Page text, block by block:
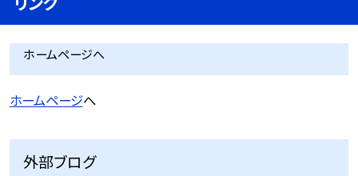
ホームページへ
ホームページへ
外部ブログ